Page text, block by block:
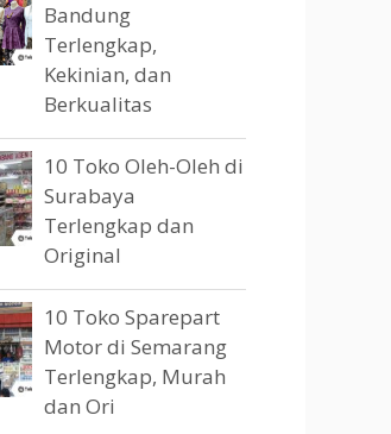
Bandung
Terlengkap,
Kekinian, dan
Berkualitas
10 Toko Oleh-Oleh di
Surabaya
Terlengkap dan
Original
10 Toko Sparepart
Motor di Semarang
Terlengkap, Murah
dan Ori